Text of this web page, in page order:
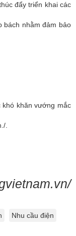
đẩy triển khai các
bách nhằm đảm bảo
khăn vướng mắc
.
Nhu cầu điện